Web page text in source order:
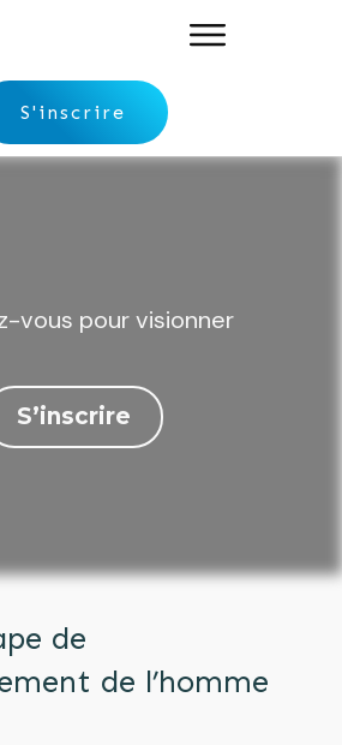
S'inscrire
vous pour visionner
S’inscrire
de
de l’homme